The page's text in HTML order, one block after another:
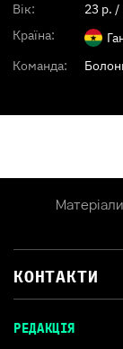
Вік: 23 p. /
Країна:
Команда:
КОНТАКТИ
РЕДАКЦІЯ